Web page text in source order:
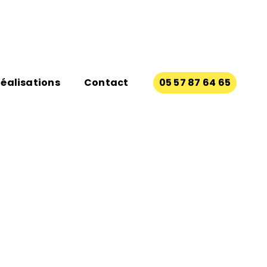
Contact 05 57 87 64 65